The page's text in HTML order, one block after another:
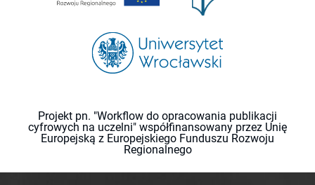
Projekt pn. "Workflow do opracowania publikacji
cyfrowych na uczelni" współfinansowany przez Unię
Europejską z Europejskiego Funduszu Rozwoju
Regionalnego